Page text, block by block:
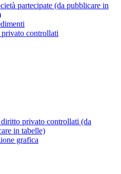
partecipate (da pubblicare in
controllati
privato controllati (da
in tabelle)
grafica